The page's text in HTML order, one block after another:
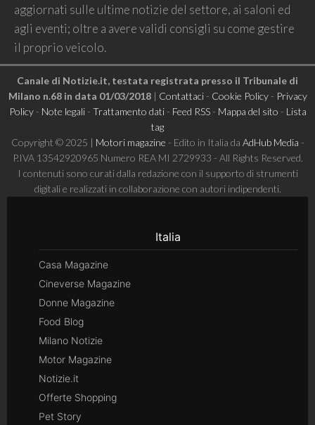
aggiornati sulle ultime notizie del settore, ai saloni ed
agli eventi; oltre a avere validi consigli su come gestire
il proprio veicolo.
Canale di Notizie.it, testata registrata presso il Tribunale di
Milano n.68 in data 01/03/2018| Contattaci- Cookie Policy- Privacy
Policy- Note legali- Trattamento dati- Feed RSS- Mappa del sito - Lista
tag
Copyright © 2025 | Motori magazine - Edito in Italia da AdHub Media -
P.IVA 13542920965 Numero REA MI 2729933 - All Rights Reserved.
I contenuti sono curati dalla redazione con il supporto di strumenti
digitali e realizzati in collaborazione con autori indipendenti.
Italia
Casa Magazine
Cineverse Magazine
Donne Magazine
Food Blog
Milano Notizie
Motor Magazine
Notizie.it
Offerte Shopping
Pet Story